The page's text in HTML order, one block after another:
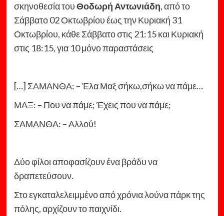
σκηνοθεσία τουΘοδωρή Αντωνιάδη, από το
Σάββατο 02 Οκτωβρίου έως την Κυριακή 31
Οκτωβρίου, κάθε Σάββατο στις 21:15 και Κυριακή
στις 18:15, για 10 μόνο παραστάσεις
[…] ΣΑΜΑΝΘΑ: – Έλα Μαξ σήκω,σήκω να πάμε…
ΜΑΞ: – Που να πάμε; Έχεις που να πάμε;
ΣΑΜΑΝΘΑ: – Αλλού!
Δύο φίλοι αποφασίζουν ένα βράδυ να
δραπετεύσουν.
Στο εγκαταλελειμμένο από χρόνια λούνα πάρκ της
πόλης, αρχίζουν το παιχνίδι.